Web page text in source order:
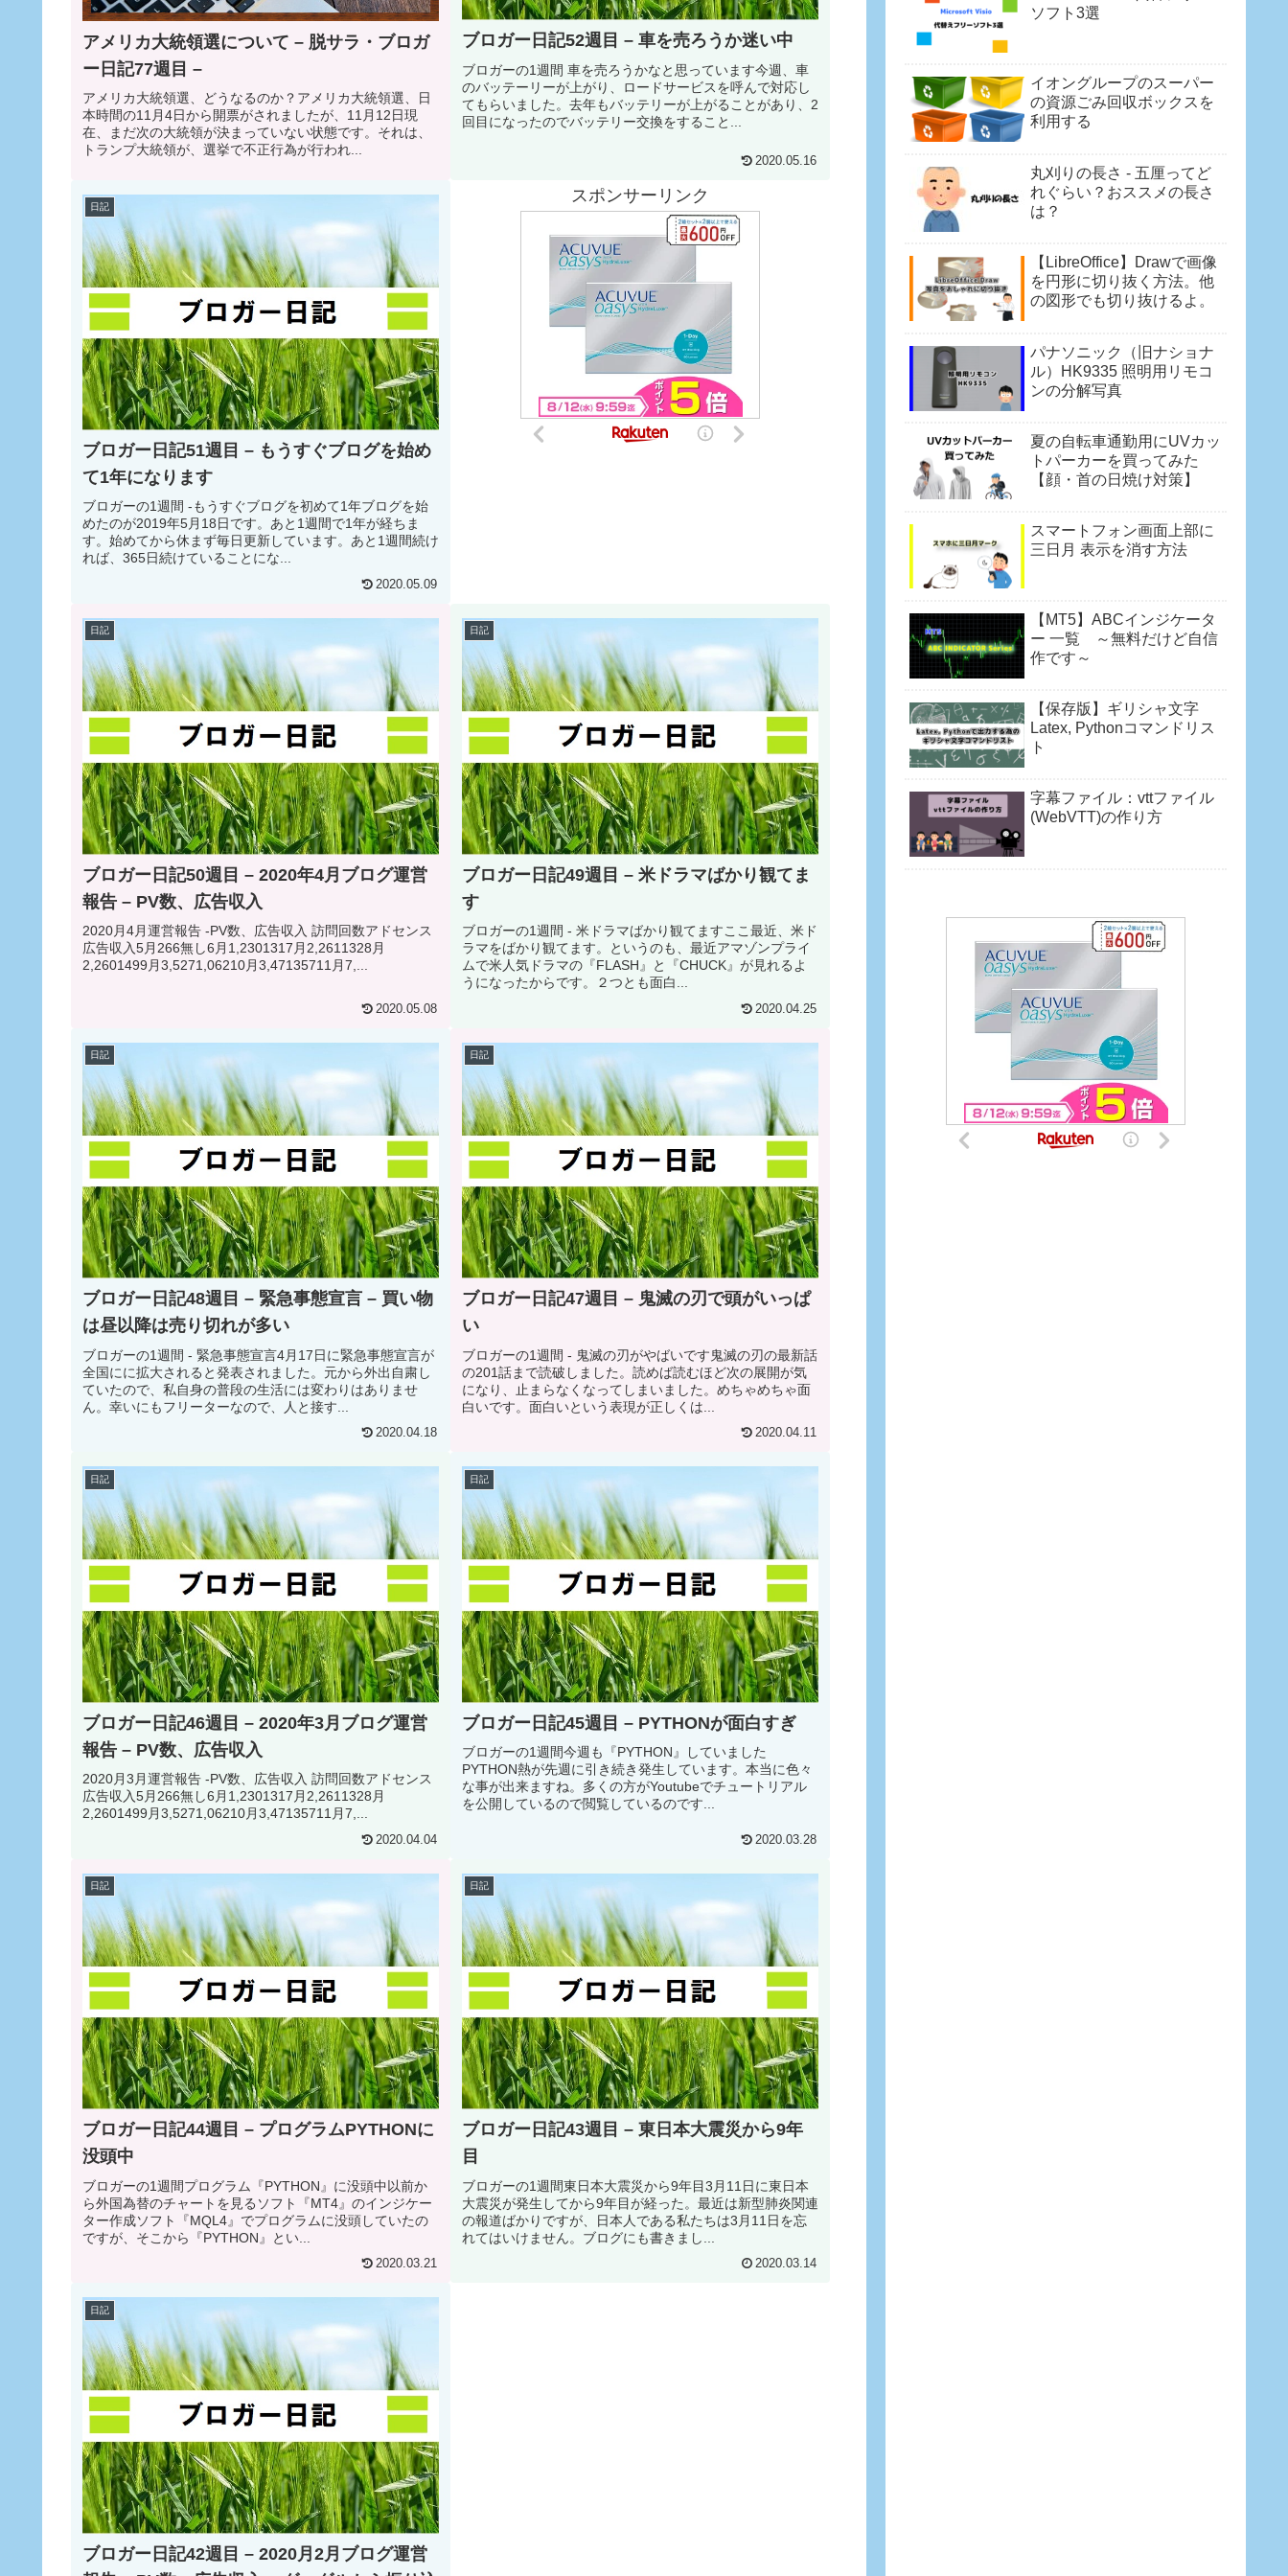
アメリカ大統領選について – 脱サラ・ブロガ
ー日記77週目 –
アメリカ大統領選、どうなるのか？アメリカ大統領選、日
本時間の11月4日から開票がされましたが、11月12日現
在、まだ次の大統領が決まっていない状態です。それは、
トランプ大統領が、選挙で不正行為が行われ...
ブロガー日記52週目 – 車を売ろうか迷い中
ブロガーの1週間 車を売ろうかなと思っています今週、車
のバッテーリーが上がり、ロードサービスを呼んで対応し
てもらいました。去年もバッテリーが上がることがあり、2
回目になったのでバッテリー交換をすること...
2020.05.16
日記
ブロガー日記51週目 – もうすぐブログを始め
て1年になります
ブロガーの1週間 -もうすぐブログを初めて1年ブログを始
めたのが2019年5月18日です。あと1週間で1年が経ちま
す。始めてから休まず毎日更新しています。あと1週間続け
れば、365日続けていることにな...
2020.05.09
スポンサーリンク
日記
ブロガー日記50週目 – 2020年4月ブログ運営
報告 – PV数、広告収入
2020月4月運営報告 -PV数、広告収入 訪問回数アドセンス
広告収入5月266無し6月1,2301317月2,2611328月
2,2601499月3,5271,06210月3,47135711月7,...
2020.05.08
日記
ブロガー日記49週目 – 米ドラマばかり観てま
す
ブロガーの1週間 - 米ドラマばかり観てますここ最近、米ド
ラマをばかり観てます。というのも、最近アマゾンプライ
ムで米人気ドラマの『FLASH』と『CHUCK』が見れるよ
うになったからです。２つとも面白...
2020.04.25
日記
ブロガー日記48週目 – 緊急事態宣言 – 買い物
は昼以降は売り切れが多い
ブロガーの1週間 - 緊急事態宣言4月17日に緊急事態宣言が
全国にに拡大されると発表されました。元から外出自粛し
ていたので、私自身の普段の生活には変わりはありませ
ん。幸いにもフリーターなので、人と接す...
2020.04.18
日記
ブロガー日記47週目 – 鬼滅の刃で頭がいっぱ
い
ブロガーの1週間 - 鬼滅の刃がやばいです鬼滅の刃の最新話
の201話まで読破しました。読めば読むほど次の展開が気
になり、止まらなくなってしまいました。めちゃめちゃ面
白いです。面白いという表現が正しくは...
2020.04.11
日記
ブロガー日記46週目 – 2020年3月ブログ運営
報告 – PV数、広告収入
2020月3月運営報告 -PV数、広告収入 訪問回数アドセンス
広告収入5月266無し6月1,2301317月2,2611328月
2,2601499月3,5271,06210月3,47135711月7,...
2020.04.04
日記
ブロガー日記45週目 – PYTHONが面白すぎ
ブロガーの1週間今週も『PYTHON』していました
PYTHON熱が先週に引き続き発生しています。本当に色々
な事が出来ますね。多くの方がYoutubeでチュートリアル
を公開しているので閲覧しているのです...
2020.03.28
日記
ブロガー日記44週目 – プログラムPYTHONに
没頭中
ブロガーの1週間プログラム『PYTHON』に没頭中以前か
ら外国為替のチャートを見るソフト『MT4』のインジケー
ター作成ソフト『MQL4』でプログラムに没頭していたの
ですが、そこから『PYTHON』とい...
2020.03.21
日記
ブロガー日記43週目 – 東日本大震災から9年
目
ブロガーの1週間東日本大震災から9年目3月11日に東日本
大震災が発生してから9年目が経った。最近は新型肺炎関連
の報道ばかりですが、日本人である私たちは3月11日を忘
れてはいけません。ブログにも書きまし...
2020.03.14
日記
ブロガー日記42週目 – 2020月2月ブログ運営
ソフト3選
イオングループのスーパー
の資源ごみ回収ボックスを
利用する
丸刈りの長さ - 五厘ってど
れぐらい？おススメの長さ
は？
【LibreOffice】Drawで画像
を円形に切り抜く方法。他
の図形でも切り抜けるよ。
パナソニック（旧ナショナ
ル）HK9335 照明用リモコ
ンの分解写真
夏の自転車通勤用にUVカッ
トパーカーを買ってみた
【顔・首の日焼け対策】
スマートフォン画面上部に
三日月 表示を消す方法
【MT5】ABCインジケータ
ー 一覧 ～無料だけど自信
作です～
【保存版】ギリシャ文字
Latex, Pythonコマンドリス
ト
字幕ファイル：vttファイル
(WebVTT)の作り方